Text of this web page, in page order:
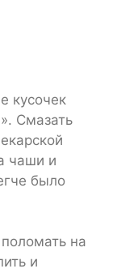
кусочек
Смазать
чаши и
было
на
и